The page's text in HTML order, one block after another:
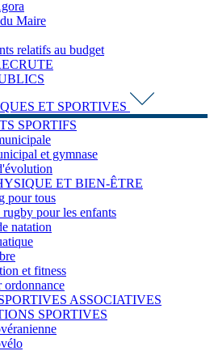
Maire
relatifs au budget
ET SPORTIVES
SPORTIFS
et gymnase
ET BIEN-ÊTRE
pour tous
rugby pour les enfants
natation
et fitness
ordonnance
ASSOCIATIVES
SPORTIVES